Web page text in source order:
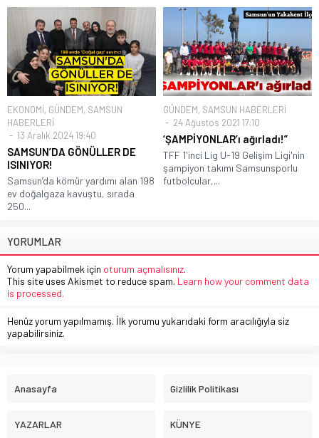
EKONOMİ, GÜNDEM, SAMSUN
HABERLERİ
13 Aralık 2024 19:40
SAMSUN’DA GÖNÜLLER DE
ISINIYOR!
Samsun’da kömür yardımı alan 198
ev doğalgaza kavuştu, sırada
250...
GÜNDEM, SAMSUN HABERLERİ
24 Ağustos 2021 17:10
‘ŞAMPİYONLAR’ı ağırladı!”
TFF 1'inci Lig U-19 Gelişim Ligi'nin
şampiyon takımı Samsunsporlu
futbolcular,...
YORUMLAR
Yorum yapabilmek için oturum açmalısınız.
This site uses Akismet to reduce spam. Learn how your comment data
is processed.
Henüz yorum yapılmamış. İlk yorumu yukarıdaki form aracılığıyla siz
yapabilirsiniz.
Anasayfa Gizlilik Politikası
YAZARLAR KÜNYE